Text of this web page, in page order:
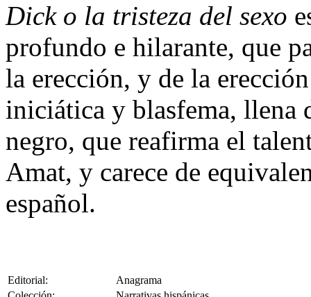
Dick o la tristeza del sexo
profundo e hilarante, que
la erección, y de la
iniciática y blasfema, llena
negro, que reafirma el
Amat, y carece de
español.
Editorial:
Anagrama